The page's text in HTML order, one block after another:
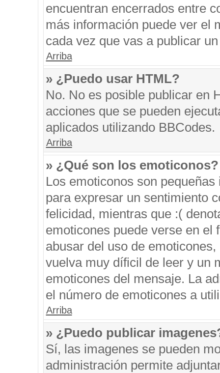
encuentran encerrados entre
más información puede ver el
cada vez que vas a publicar
Arriba
» ¿Puedo usar HTML?
No. No es posible publicar en
acciones que se pueden
aplicados utilizando BBCodes.
Arriba
» ¿Qué son los emoticonos?
Los emoticonos son
para expresar un sentimiento
felicidad, mientras que :(
emoticones puede verse en el
abusar del uso de
vuelva muy díficil de leer y un
emoticones del mensaje. La
el número de emoticones a
Arriba
» ¿Puedo publicar
Sí, las imagenes se pueden
administración permite